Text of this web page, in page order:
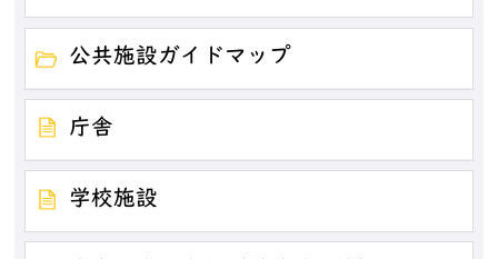
公共施設ガイドマップ
庁舎
学校施設